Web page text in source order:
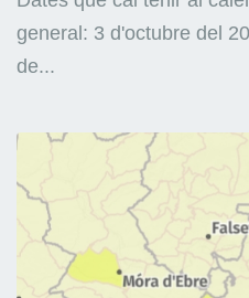
general: 3 d'octubre del
de...